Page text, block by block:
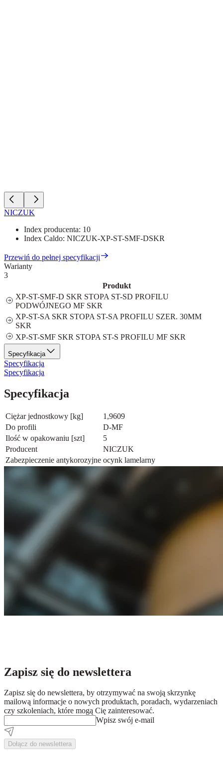
NICZUK
Index producenta: 10
Index Caldo: NICZUK-XP-ST-SMF-DSKR
Przewiń do pełnej specyfikacji
Warianty
3
Produkt
XP-ST-SMF-D SKR STOPA ST-SD PROFILU
PODWÓJNEGO MF SKR
XP-ST-SA SKR STOPA ST-SA PROFILU SZER. 30MM
SKR
XP-ST-SMF SKR STOPA ST-S PROFILU MF SKR
Specyfikacja
Specyfikacja
Specyfikacja
Specyfikacja
Ciężar jednostkowy [kg]
1,9609
Do profili
D-MF
Ilość w opakowaniu [szt]
5
Producent
NICZUK
Zabezpieczenie antykorozyjne ocynk lamelarny
Zapisz się do newslettera
Zapisz się do newslettera, by otrzymywać na swoją skrzynkę
mailową informacje o nowych produktach, poradach, wydarzeniach
czy szkoleniach, które mogą Cię zainteresować.
Wpisz swój e-mail
Dołącz do newslettera